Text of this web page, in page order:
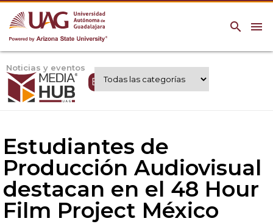
menu
search
Noticias y eventos
Expertos UAG
Estudiantes de
Producción Audiovisual
destacan en el 48 Hour
Film Project México